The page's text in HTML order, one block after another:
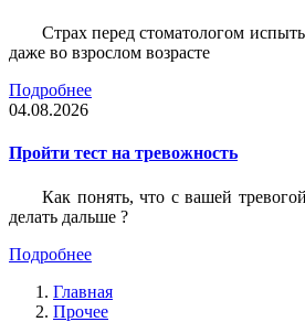
Страх перед стоматологом
даже во взрослом возрасте
Подробнее
04.08.2026
Пройти тест на тревожность
Как понять, что с вашей
делать дальше ?
Подробнее
Главная
Прочее